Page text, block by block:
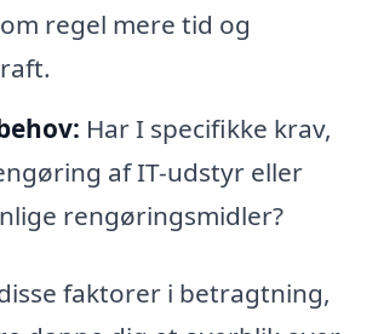
regel mere tid og
Har I specifikke krav,
af IT-udstyr eller
rengøringsmidler?
faktorer i betragtning,